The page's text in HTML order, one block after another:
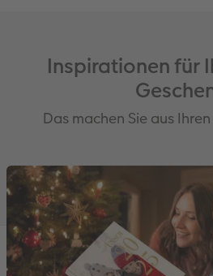
Inspirationen für
Das machen Sie aus